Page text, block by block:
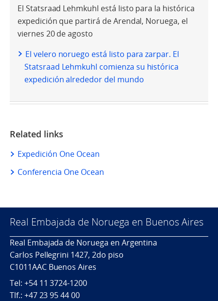
El Statsraad Lehmkuhl está listo para la histórica
expedición que partirá de Arendal, Noruega, el
viernes 20 de agosto
El velero noruego está listo para zarpar. El
Statsraad Lehmkuhl comienza su histórica
expedición alrededor del mundo
Related links
Expedición One Ocean
Conferencia One Ocean
Real Embajada de Noruega en Buenos Aires
Real Embajada de Noruega en Argentina
Carlos Pellegrini 1427, 2do piso
C1011AAC Buenos Aires
Tel: +54 11 3724-1200
Tlf.: +47 23 95 44 00